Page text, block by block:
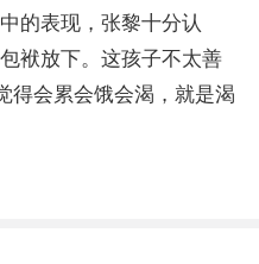
的表现，张黎十分认
袱放下。这孩子不太善
得会累会饿会渴，就是渴